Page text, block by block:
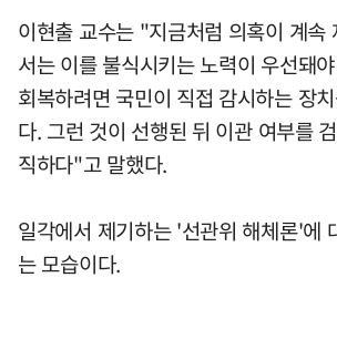
이현출 교수는 "지금처럼 의혹이 계속
서는 이를 불식시키는 노력이 우선돼
회복하려면 국민이 직접 감시하는 장
다. 그런 것이 선행된 뒤 이관 여부를
직하다"고 말했다.
일각에서 제기하는 '선관위 해체론'에
는 모습이다.